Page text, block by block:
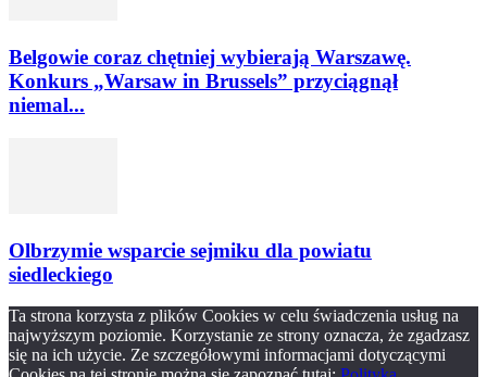
Belgowie coraz chętniej wybierają Warszawę.
Konkurs „Warsaw in Brussels” przyciągnął
niemal...
Olbrzymie wsparcie sejmiku dla powiatu
siedleckiego
Ta strona korzysta z plików Cookies w celu świadczenia usług na
najwyższym poziomie. Korzystanie ze strony oznacza, że zgadzasz
się na ich użycie. Ze szczegółowymi informacjami dotyczącymi